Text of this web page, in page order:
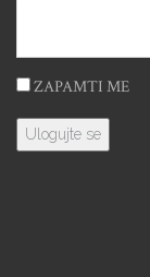
ZAPAMTI ME